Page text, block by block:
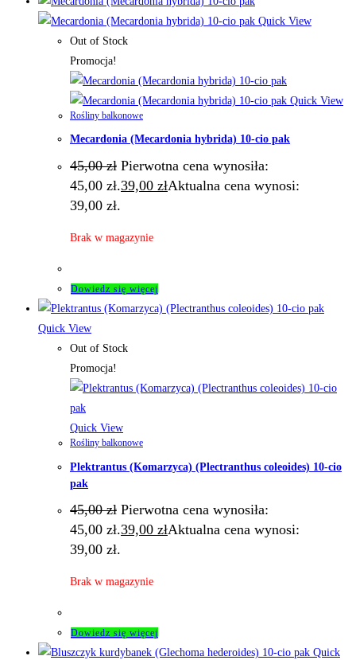
Quick View
Out of Stock
Promocja!
Quick View
Rośliny balkonowe
Mecardonia (Mecardonia hybrida) 10-cio pak
45,00zł Pierwotna cena wynosiła:
45,00 zł.39,00 złAktualna cena wynosi:
39,00 zł.
Brak w magazynie
Dowiedz się więcej
Quick View
Out of Stock
Promocja!
Quick View
Rośliny balkonowe
Plektrantus (Komarzyca) (Plectranthus coleoides) 10-cio
pak
45,00zł Pierwotna cena wynosiła:
45,00 zł.39,00 złAktualna cena wynosi:
39,00 zł.
Brak w magazynie
Dowiedz się więcej
Quick